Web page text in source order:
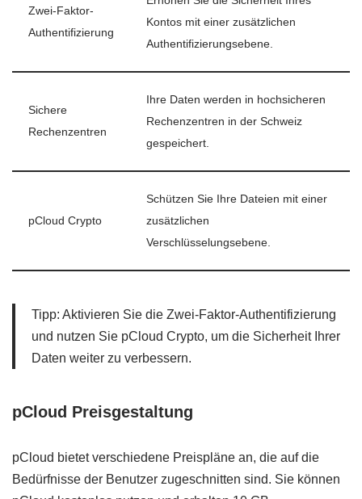
Zwei-Faktor-
Authentifizierung
Kontos mit einer zusätzlichen
Authentifizierungsebene.
Sichere
Rechenzentren
Ihre Daten werden in hochsicheren
Rechenzentren in der Schweiz
gespeichert.
pCloud Crypto
Schützen Sie Ihre Dateien mit einer
zusätzlichen
Verschlüsselungsebene.
Tipp: Aktivieren Sie die Zwei-Faktor-Authentifizierung
und nutzen Sie pCloud Crypto, um die Sicherheit Ihrer
Daten weiter zu verbessern.
pCloud Preisgestaltung
pCloud bietet verschiedene Preispläne an, die auf die
Bedürfnisse der Benutzer zugeschnitten sind. Sie können